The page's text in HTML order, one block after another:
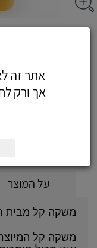
משקה
כולל מע"מ
על המוצר
משקה קל מבית
משקה קל המיוצר
אתר זה
אך ורק